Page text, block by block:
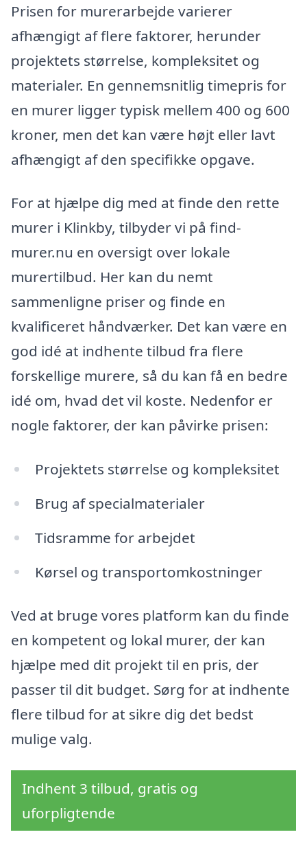
Prisen for murerarbejde varierer
afhængigt af flere faktorer, herunder
projektets størrelse, kompleksitet og
materialer. En gennemsnitlig timepris for
en murer ligger typisk mellem 400 og 600
kroner, men det kan være højt eller lavt
afhængigt af den specifikke opgave.
For at hjælpe dig med at finde den rette
murer i Klinkby, tilbyder vi på find-
murer.nu en oversigt over lokale
murertilbud. Her kan du nemt
sammenligne priser og finde en
kvalificeret håndværker. Det kan være en
god idé at indhente tilbud fra flere
forskellige murere, så du kan få en bedre
idé om, hvad det vil koste. Nedenfor er
nogle faktorer, der kan påvirke prisen:
Projektets størrelse og kompleksitet
Brug af specialmaterialer
Tidsramme for arbejdet
Kørsel og transportomkostninger
Ved at bruge vores platform kan du finde
en kompetent og lokal murer, der kan
hjælpe med dit projekt til en pris, der
passer til dit budget. Sørg for at indhente
flere tilbud for at sikre dig det bedst
mulige valg.
Indhent 3 tilbud, gratis og
uforpligtende